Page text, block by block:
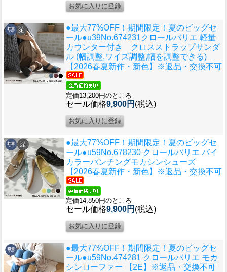
●最大77%OFF！期間限定！夏のビッグセ
ール●u39No.674231クロールバリエ 軽量
カウンター付き クロスストラップサンダ
ル (幅調整,ワイズ調整,幅を調整できる)
【2026春夏新作・新色】※返品・交換不可
定価13,200円のところ
セール価格9,900円 (税込)
●最大77%OFF！期間限定！夏のビッグセ
ール●u59No.678230 クロールバリエ バイ
カラーパンチングモカシンシューズ
【2026春夏新作・新色】※返品・交換不可
定価14,850円のところ
セール価格9,900円 (税込)
●最大77%OFF！期間限定！夏のビッグセ
ール●u59No.474281 クロールバリエ モカ
シンローファー 【2E】※返品・交換不可